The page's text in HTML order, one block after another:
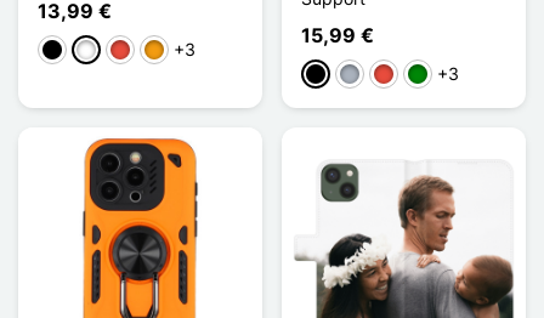
13,99 €
NegroBlancoRojoNaranja
+3
15,99 €
NegroGris RojoVerde
+3